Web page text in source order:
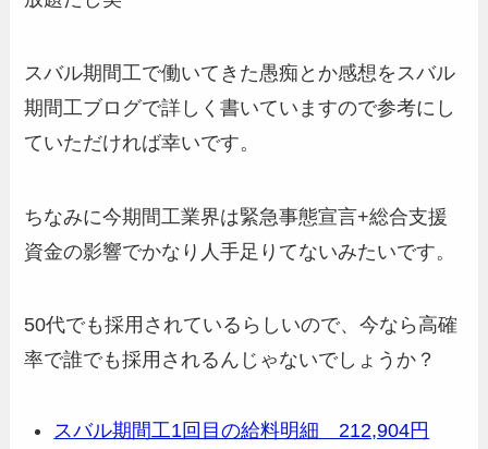
スバル期間工で働いてきた愚痴とか感想をスバル
期間工ブログで詳しく書いていますので参考にし
ていただければ幸いです。
ちなみに今期間工業界は緊急事態宣言+総合支援
資金の影響でかなり人手足りてないみたいです。
50代でも採用されているらしいので、今なら高確
率で誰でも採用されるんじゃないでしょうか？
スバル期間工1回目の給料明細 212,904円